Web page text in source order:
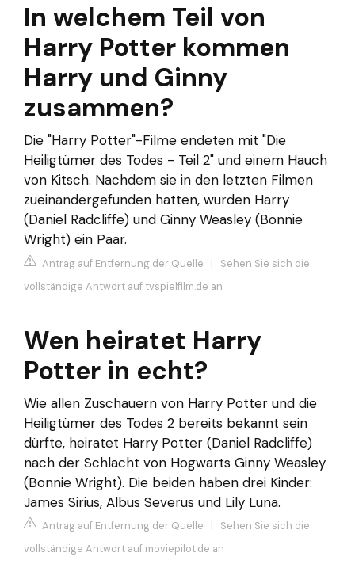
In welchem Teil von
Harry Potter kommen
Harry und Ginny
zusammen?
Die "Harry Potter"-Filme endeten mit "Die
Heiligtümer des Todes - Teil 2" und einem Hauch
von Kitsch. Nachdem sie in den letzten Filmen
zueinandergefunden hatten, wurden Harry
(Daniel Radcliffe) und Ginny Weasley (Bonnie
Wright) ein Paar.
Antrag auf Entfernung der Quelle | Sehen Sie sich die
vollständige Antwort auf tvspielfilm.de an
Wen heiratet Harry
Potter in echt?
Wie allen Zuschauern von Harry Potter und die
Heiligtümer des Todes 2 bereits bekannt sein
dürfte, heiratet Harry Potter (Daniel Radcliffe)
nach der Schlacht von Hogwarts Ginny Weasley
(Bonnie Wright). Die beiden haben drei Kinder:
James Sirius, Albus Severus und Lily Luna.
Antrag auf Entfernung der Quelle | Sehen Sie sich die
vollständige Antwort auf moviepilot.de an